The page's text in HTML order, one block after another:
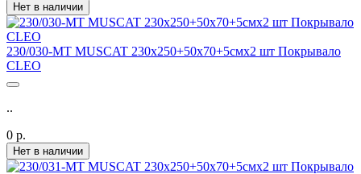
Нет в наличии
230/030-MT MUSCAT 230х250+50х70+5смх2 шт Покрывало
CLEO
..
0 р.
Нет в наличии